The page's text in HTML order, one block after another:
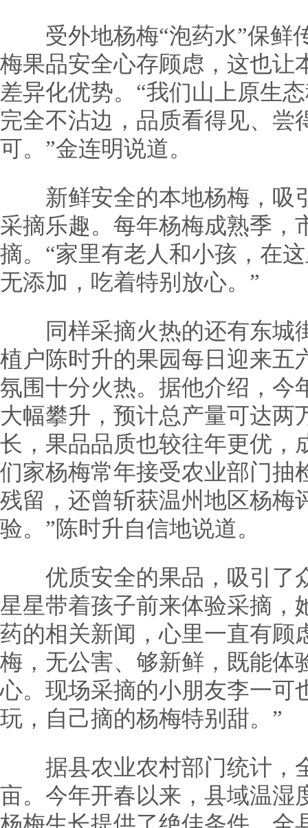
受外地杨梅“泡药水”保鲜
梅果品安全心存顾虑，这也让
差异化优势。“我们山上原生
完全不沾边，品质看得见、尝
可。”金连明说道。
新鲜安全的本地杨梅，吸
采摘乐趣。每年杨梅成熟季，
摘。“家里有老人和小孩，在
无添加，吃着特别放心。”
同样采摘火热的还有东城
植户陈时升的果园每日迎来五
氛围十分火热。据他介绍，今
大幅攀升，预计总产量可达两
长，果品品质也较往年更优，
们家杨梅常年接受农业部门抽
残留，还曾斩获温州地区杨梅
验。”陈时升自信地说道。
优质安全的果品，吸引了
星星带着孩子前来体验采摘，
药的相关新闻，心里一直有顾
梅，无公害、够新鲜，既能体
心。现场采摘的小朋友李一可
玩，自己摘的杨梅特别甜。”
据县农业农村部门统计，
亩。今年开春以来，县域温湿